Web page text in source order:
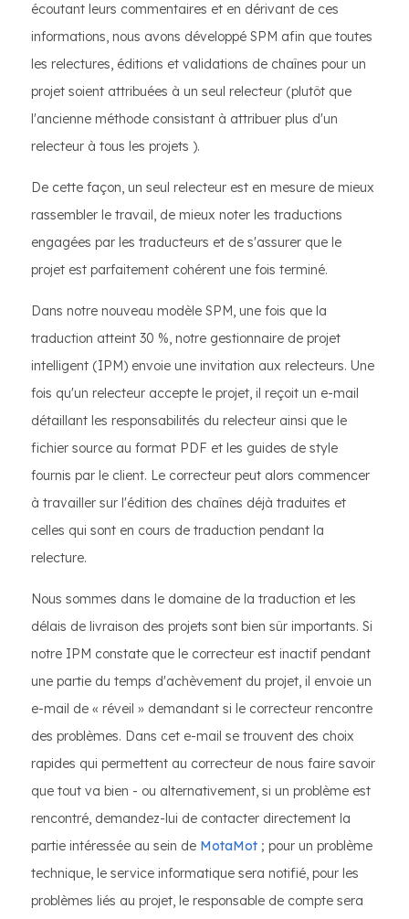
écoutant leurs commentaires et en dérivant de ces
informations, nous avons développé SPM afin que toutes
les relectures, éditions et validations de chaînes pour un
projet soient attribuées à un seul relecteur (plutôt que
l'ancienne méthode consistant à attribuer plus d'un
relecteur à tous les projets ).
De cette façon, un seul relecteur est en mesure de mieux
rassembler le travail, de mieux noter les traductions
engagées par les traducteurs et de s'assurer que le
projet est parfaitement cohérent une fois terminé.
Dans notre nouveau modèle SPM, une fois que la
traduction atteint 30 %, notre gestionnaire de projet
intelligent (IPM) envoie une invitation aux relecteurs. Une
fois qu'un relecteur accepte le projet, il reçoit un e-mail
détaillant les responsabilités du relecteur ainsi que le
fichier source au format PDF et les guides de style
fournis par le client. Le correcteur peut alors commencer
à travailler sur l'édition des chaînes déjà traduites et
celles qui sont en cours de traduction pendant la
relecture.
Nous sommes dans le domaine de la traduction et les
délais de livraison des projets sont bien sûr importants. Si
notre IPM constate que le correcteur est inactif pendant
une partie du temps d'achèvement du projet, il envoie un
e-mail de « réveil » demandant si le correcteur rencontre
des problèmes. Dans cet e-mail se trouvent des choix
rapides qui permettent au correcteur de nous faire savoir
que tout va bien - ou alternativement, si un problème est
rencontré, demandez-lui de contacter directement la
partie intéressée au sein de MotaMot ; pour un problème
technique, le service informatique sera notifié, pour les
problèmes liés au projet, le responsable de compte sera